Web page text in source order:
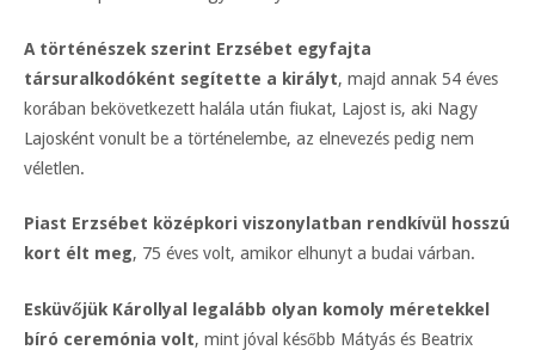
A történészek szerint Erzsébet egyfajta
társuralkodóként segítette a királyt, majd annak 54 éves
korában bekövetkezett halála után fiukat, Lajost is, aki Nagy
Lajosként vonult be a történelembe, az elnevezés pedig nem
véletlen.
Piast Erzsébet középkori viszonylatban rendkívül hosszú
kort élt meg, 75 éves volt, amikor elhunyt a budai várban.
Esküvőjük Károllyal legalább olyan komoly méretekkel
bíró ceremónia volt, mint jóval később Mátyás és Beatrix